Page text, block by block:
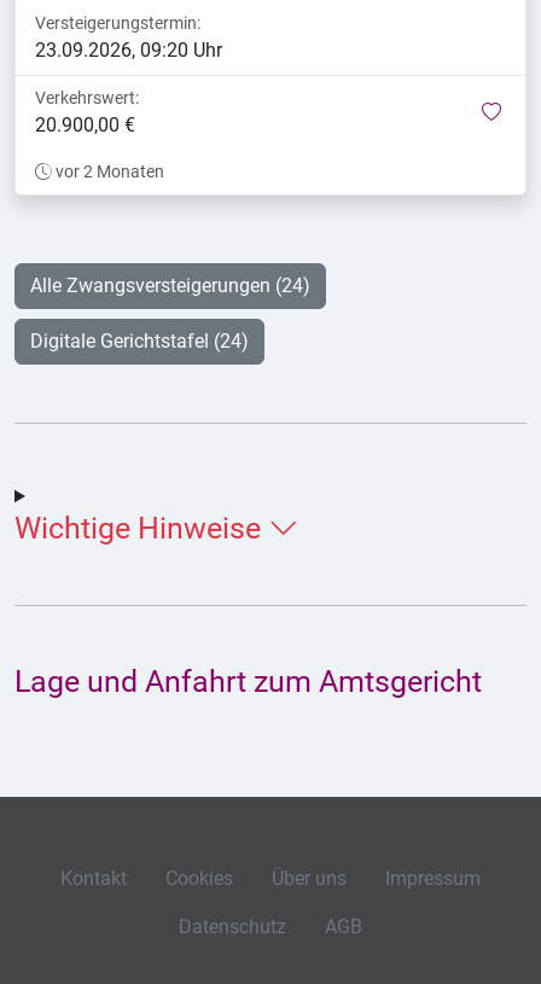
Versteigerungstermin:
23.09.2026, 09:20 Uhr
Verkehrswert:
20.900,00 €
vor 2 Monaten
Alle Zwangsversteigerungen (24)
Digitale Gerichtstafel (24)
Wichtige Hinweise
Lage und Anfahrt zum Amtsgericht
Kontakt Cookies Über uns Impressum
Datenschutz AGB